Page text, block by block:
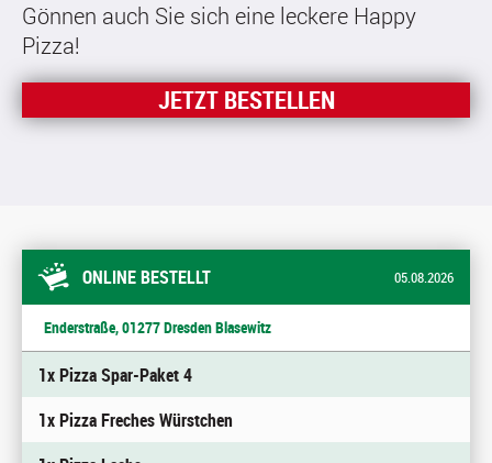
Gönnen auch Sie sich eine leckere Happy
Pizza!
JETZT BESTELLEN
ONLINE BESTELLT 05.08.2026
Enderstraße, 01277 Dresden Blasewitz
1x Pizza Spar-Paket 4
1x Pizza Freches Würstchen